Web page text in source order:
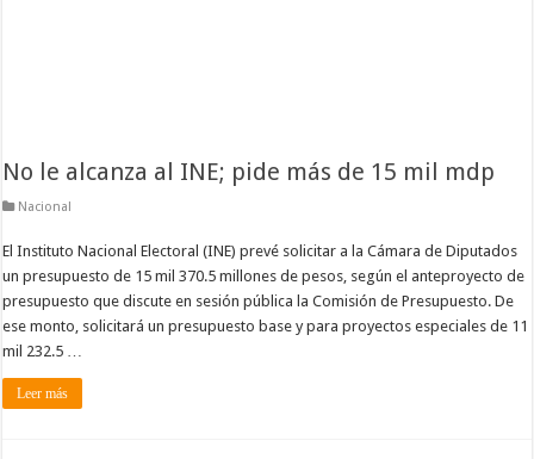
No le alcanza al INE; pide más de 15 mil mdp
Nacional
El Instituto Nacional Electoral (INE) prevé solicitar a la Cámara de Diputados
un presupuesto de 15 mil 370.5 millones de pesos, según el anteproyecto de
presupuesto que discute en sesión pública la Comisión de Presupuesto. De
ese monto, solicitará un presupuesto base y para proyectos especiales de 11
mil 232.5 …
Leer más